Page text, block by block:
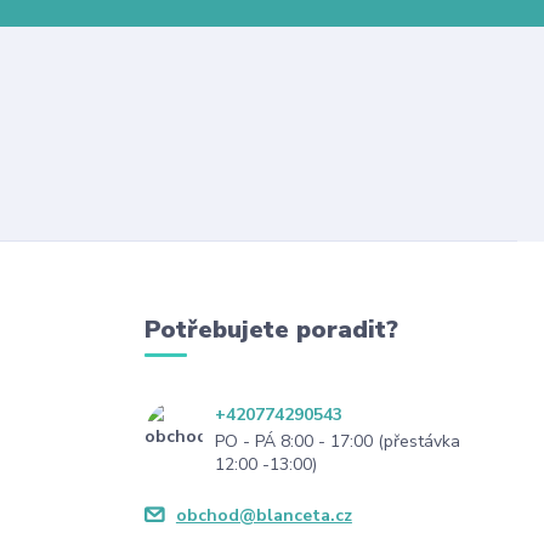
Potřebujete poradit?
+420774290543
PO - PÁ 8:00 - 17:00 (přestávka
12:00 -13:00)
obchod@blanceta.cz